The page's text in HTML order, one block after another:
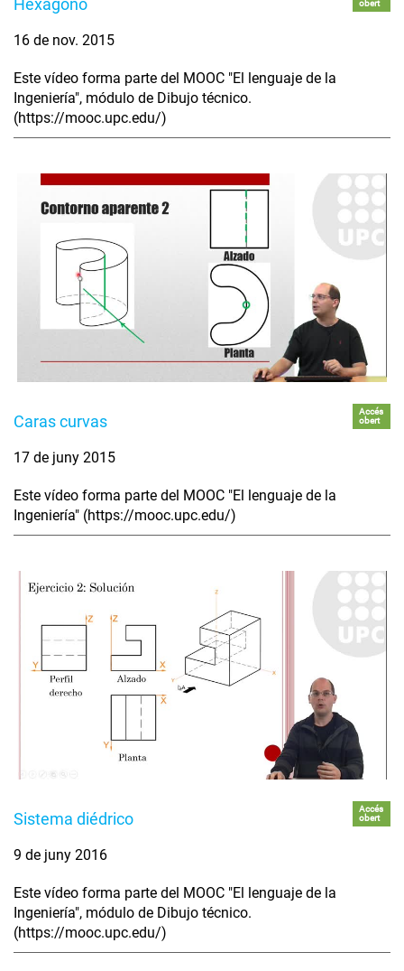
Hexágono obert
16 de nov. 2015
Este vídeo forma parte del MOOC "El lenguaje de la
Ingeniería", módulo de Dibujo técnico.
(https://mooc.upc.edu/)
Caras curvas
Accés
obert
17 de juny 2015
Este vídeo forma parte del MOOC "El lenguaje de la
Ingeniería" (https://mooc.upc.edu/)
Sistema diédrico
Accés
obert
9 de juny 2016
Este vídeo forma parte del MOOC "El lenguaje de la
Ingeniería", módulo de Dibujo técnico.
(https://mooc.upc.edu/)